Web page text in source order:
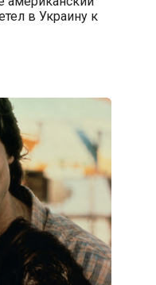
в Украину к